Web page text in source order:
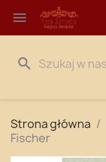

search
Strona główna
Fischer